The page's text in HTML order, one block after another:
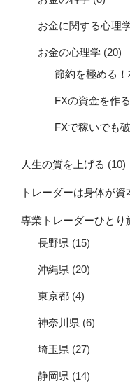
お金に関する心理
お金の心理学 (20)
節約を極める
FXの資金を作る
FXで稼いでも
人生の質を上げる (10)
トレーダーは身体が資
専業トレーダーひとり
長野県 (15)
沖縄県 (20)
東京都 (4)
神奈川県 (6)
埼玉県 (27)
静岡県 (14)